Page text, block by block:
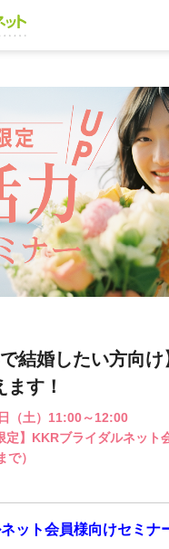
結婚したい方向け
す！
（土）11:00～12:00
定】KKRブライダルネット
で）
ット会員様向けセミナ